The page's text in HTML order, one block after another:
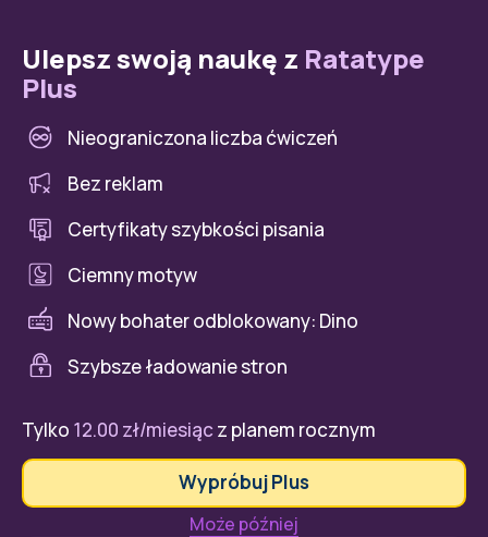
Ulepsz swoją naukę z Ratatype
Plus
Nieograniczona liczba ćwiczeń
Bez reklam
Certyfikaty szybkości pisania
Сiemny motyw
Nowy bohater odblokowany: Dino
Szybsze ładowanie stron
Tylko 12.00 zł/miesiąc z planem rocznym
Wypróbuj Plus
Może później